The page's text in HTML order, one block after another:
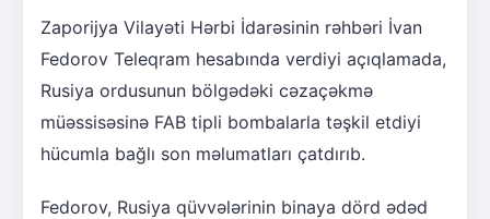
Zaporijya Vilayəti Hərbi İdarəsinin rəhbəri İvan
Fedorov Teleqram hesabında verdiyi açıqlamada,
Rusiya ordusunun bölgədəki cəzaçəkmə
müəssisəsinə FAB tipli bombalarla təşkil etdiyi
hücumla bağlı son məlumatları çatdırıb.
Fedorov, Rusiya qüvvələrinin binaya dörd ədəd